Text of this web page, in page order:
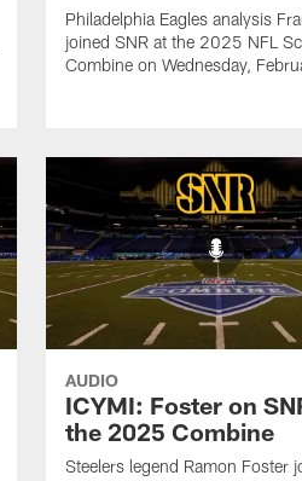
Philadelphia Eagles analysis
joined SNR at the 2025 NFL
Combine on Wednesday,
AUDIO
ICYMI: Foster on
the 2025 Combine
Steelers legend Ramon Foster